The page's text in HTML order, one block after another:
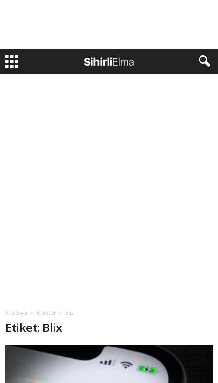
Ana Sayfa Etiketler Blix
Etiket: Blix